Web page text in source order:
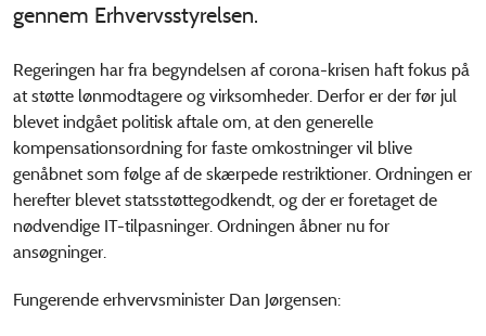
gennem Erhvervsstyrelsen.
Regeringen har fra begyndelsen af corona-krisen haft fokus på
at støtte lønmodtagere og virksomheder. Derfor er der før jul
blevet indgået politisk aftale om, at den generelle
kompensationsordning for faste omkostninger vil blive
genåbnet som følge af de skærpede restriktioner. Ordningen er
herefter blevet statsstøttegodkendt, og der er foretaget de
nødvendige IT-tilpasninger. Ordningen åbner nu for
ansøgninger.
Fungerende erhvervsminister Dan Jørgensen: